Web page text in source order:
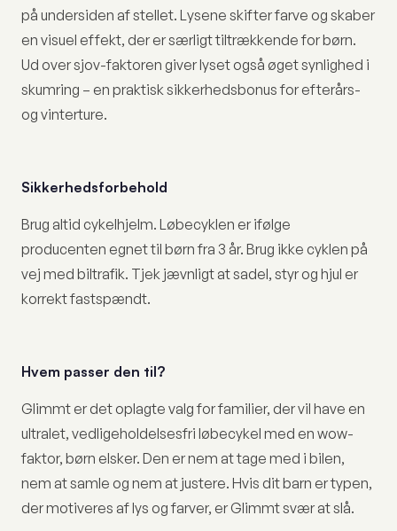
på undersiden af stellet. Lysene skifter farve og skaber
en visuel effekt, der er særligt tiltrækkende for børn.
Ud over sjov-faktoren giver lyset også øget synlighed i
skumring – en praktisk sikkerhedsbonus for efterårs-
og vinterture.
Sikkerhedsforbehold
Brug altid cykelhjelm. Løbecyklen er ifølge
producenten egnet til børn fra 3 år. Brug ikke cyklen på
vej med biltrafik. Tjek jævnligt at sadel, styr og hjul er
korrekt fastspændt.
Hvem passer den til?
Glimmt er det oplagte valg for familier, der vil have en
ultralet, vedligeholdelsesfri løbecykel med en wow-
faktor, børn elsker. Den er nem at tage med i bilen,
nem at samle og nem at justere. Hvis dit barn er typen,
der motiveres af lys og farver, er Glimmt svær at slå.